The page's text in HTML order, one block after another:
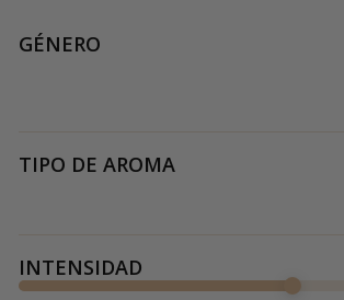
GÉNERO
TIPO DE AROMA
INTENSIDAD